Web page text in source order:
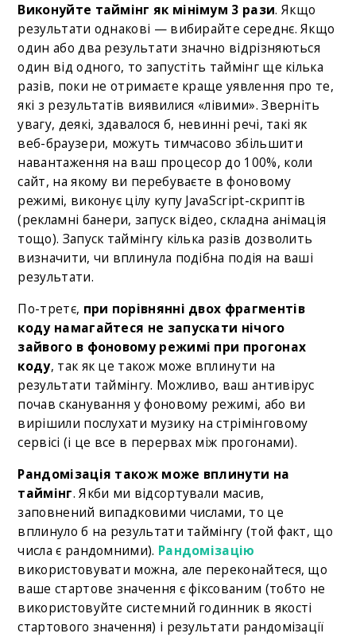
Виконуйте таймінг як мінімум 3 рази. Якщо
результати однакові — вибирайте середнє. Якщо
один або два результати значно відрізняються
один від одного, то запустіть таймінг ще кілька
разів, поки не отримаєте краще уявлення про те,
які з результатів виявилися «лівими». Зверніть
увагу, деякі, здавалося б, невинні речі, такі як
веб-браузери, можуть тимчасово збільшити
навантаження на ваш процесор до 100%, коли
сайт, на якому ви перебуваєте в фоновому
режимі, виконує цілу купу JavaScript-скриптів
(рекламні банери, запуск відео, складна анімація
тощо). Запуск таймінгу кілька разів дозволить
визначити, чи вплинула подібна подія на ваші
результати.
По-третє, при порівнянні двох фрагментів
коду намагайтеся не запускати нічого
зайвого в фоновому режимі при прогонах
коду, так як це також може вплинути на
результати таймінгу. Можливо, ваш антивірус
почав сканування у фоновому режимі, або ви
вирішили послухати музику на стрімінговому
сервісі (і це все в перервах між прогонами).
Рандомізація також може вплинути на
таймінг. Якби ми відсортували масив,
заповнений випадковими числами, то це
вплинуло б на результати таймінгу (той факт, що
числа є рандомними). Рандомізацію
використовувати можна, але переконайтеся, що
ваше стартове значення є фіксованим (тобто не
використовуйте системний годинник в якості
стартового значення) і результати рандомізації